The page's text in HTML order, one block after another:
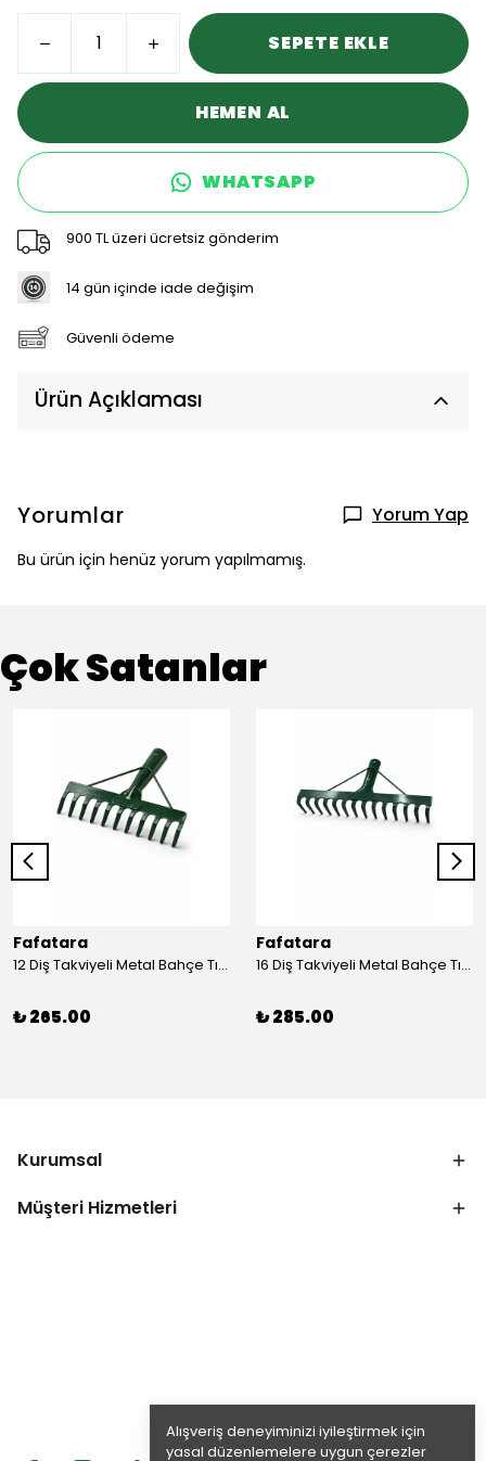
Alışveriş deneyiminizi iyileştirmek için
yasal düzenlemelere uygun çerezler
SEPETE EKLE
HEMEN AL
WHATSAPP
900 TL üzeri ücretsiz gönderim
14 gün içinde iade değişim
Güvenli ödeme
Ürün Açıklaması
Yorumlar Yorum Yap
Bu ürün için henüz yorum yapılmamış.
Çok Satanlar
Fafatara
12 Diş Takviyeli Metal Bahçe Tırmığı – Dayanıklı, Geniş Ağızlı Yaprak ve Toprak Tırmığı
₺ 265.00
Fafatara
16 Diş Takviyeli Metal Bahçe Tırmığı – Dayanıklı, Geniş Ağızlı Toprak ve Yaprak Tırmığı
₺ 285.00
Kurumsal
Müşteri Hizmetleri